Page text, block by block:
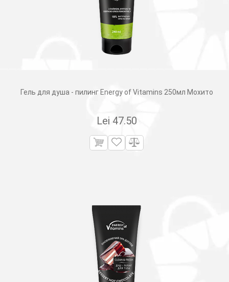
Гель для душа - пилинг Energy of Vitamins 250мл Мохито
Lei 47.50